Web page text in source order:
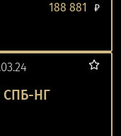
188 881 ₽
СПБ-НГ